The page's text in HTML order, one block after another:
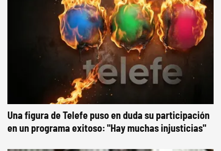
Una figura de Telefe puso en duda su participación
en un programa exitoso: "Hay muchas injusticias"